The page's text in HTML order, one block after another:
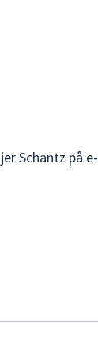
Schantz på e-